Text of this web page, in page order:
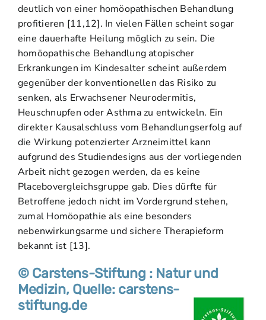
deutlich von einer homöopathischen Behandlung
profitieren [11,12]. In vielen Fällen scheint sogar
eine dauerhafte Heilung möglich zu sein. Die
homöopathische Behandlung atopischer
Erkrankungen im Kindesalter scheint außerdem
gegenüber der konventionellen das Risiko zu
senken, als Erwachsener Neurodermitis,
Heuschnupfen oder Asthma zu entwickeln. Ein
direkter Kausalschluss vom Behandlungserfolg auf
die Wirkung potenzierter Arzneimittel kann
aufgrund des Studiendesigns aus der vorliegenden
Arbeit nicht gezogen werden, da es keine
Placebovergleichsgruppe gab. Dies dürfte für
Betroffene jedoch nicht im Vordergrund stehen,
zumal Homöopathie als eine besonders
nebenwirkungsarme und sichere Therapieform
bekannt ist [13].
© Carstens-Stiftung : Natur und
Medizin, Quelle: carstens-
stiftung.de